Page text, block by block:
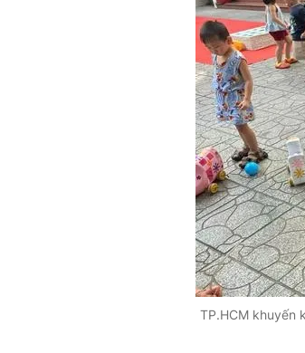
TP.HCM khuyến